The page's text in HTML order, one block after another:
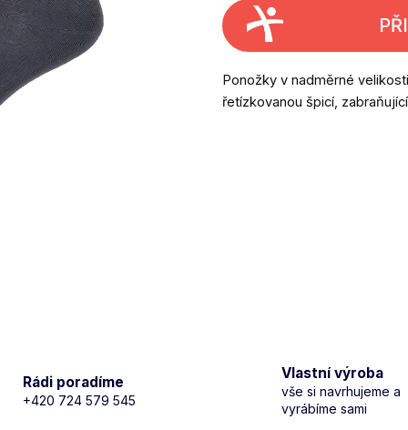
Ponožky v nadměrné
řetízkovanou špicí,
Rádi poradíme
+420 724 579 545
Vlastní výroba
vše si navrhujeme a
vyrábíme sami